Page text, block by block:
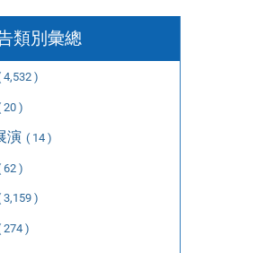
類別彙總
4,532 )
20 )
演 ( 14 )
62 )
3,159 )
274 )